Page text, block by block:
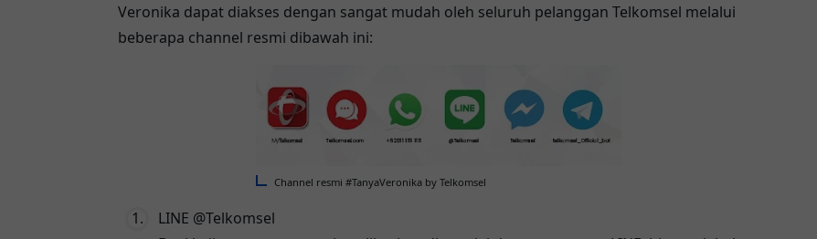
Veronika dapat diakses dengan sangat mudah oleh seluruh pelanggan Telkomsel melalui
beberapa channel resmi dibawah ini:
Channel resmi #TanyaVeronika by Telkomsel
LINE @Telkomsel